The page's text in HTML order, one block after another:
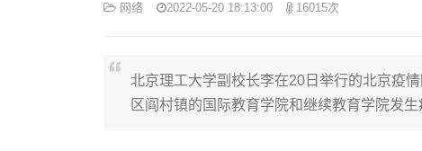
网络 2022-05-20 18:13:00 16015次
北京理工大学副校长李在20日举行的北京疫
区阎村镇的国际教育学院和继续教育学院发